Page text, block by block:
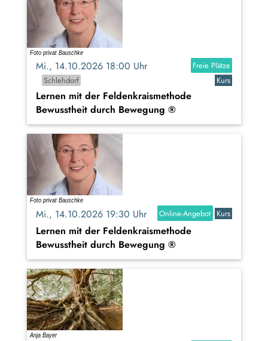
Mi., 14.10.2026 18:00 Uhr
Freie Plätze
Schlehdorf
Kurs
Lernen mit der Feldenkraismethode
Bewusstheit durch Bewegung ®
Mi., 14.10.2026 19:30 Uhr Online-Angebot Kurs
Lernen mit der Feldenkraismethode
Bewusstheit durch Bewegung ®